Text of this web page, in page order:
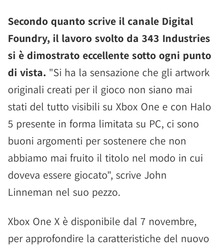
Secondo quanto scrive il canale Digital
Foundry, il lavoro svolto da 343 Industries
si è dimostrato eccellente sotto ogni punto
di vista. "Si ha la sensazione che gli artwork
originali creati per il gioco non siano mai
stati del tutto visibili su Xbox One e con Halo
5 presente in forma limitata su PC, ci sono
buoni argomenti per sostenere che non
abbiamo mai fruito il titolo nel modo in cui
doveva essere giocato", scrive John
Linneman nel suo pezzo.
Xbox One X è disponibile dal 7 novembre,
per approfondire la caratteristiche del nuovo